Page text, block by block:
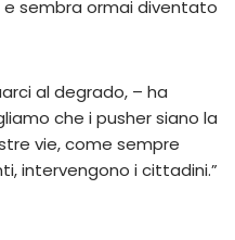
sembra ormai diventato
al degrado, – ha
che i pusher siano la
vie, come sempre
intervengono i cittadini.”